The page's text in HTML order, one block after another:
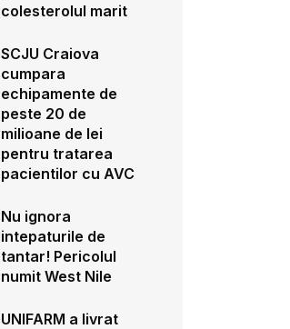
colesterolul marit
SCJU Craiova
cumpara
echipamente de
peste 20 de
milioane de lei
pentru tratarea
pacientilor cu AVC
Nu ignora
intepaturile de
tantar! Pericolul
numit West Nile
UNIFARM a livrat